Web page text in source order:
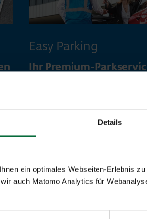
Details
ein optimales Webseiten-Erlebnis
auch Matomo Analytics für
Easy Parking
Ihr Premium-
Sie direkt zur gekennzeichneten
Parkbereich, während Sie
zu Ihrem Flug sind.